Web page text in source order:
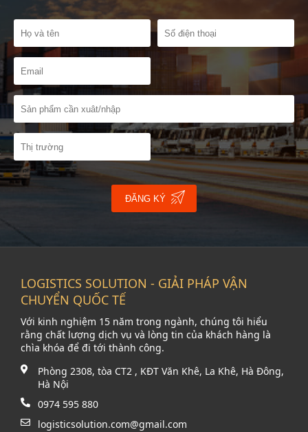
ĐĂNG KÝ
LOGISTICS SOLUTION - GIẢI PHÁP VẬN
CHUYỂN QUỐC TẾ
Với kinh nghiệm 15 năm trong ngành, chúng tôi hiểu
rằng chất lượng dịch vụ và lòng tin của khách hàng là
chìa khóa để đi tới thành công.
Phòng 2308, tòa CT2 , KĐT Văn Khê, La Khê, Hà Đông,
Hà Nội
0974 595 880
logisticsolution.com@gmail.com